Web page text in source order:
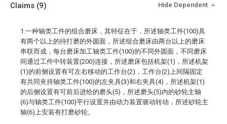
Claims (9) Hide Dependent
1.一种轴类工件的组合磨床，其特征在于，所述轴类工件(100)具
有两个以上的待打磨的外圆面，所述组合磨床由两台以上的磨床
串联而成，每台磨床加工轴类工件(100)的不同外圆面，不同磨床
间通过工件中转装置(200)连接，所述磨床包括机架(1)，所述机架
(1)的前侧设置有可左右移动的工作台(2)，工作台(2)上间隔固定
有共同夹持轴类工件(100)的左夹具(3)和右夹具(4)，所述机架(1)
的后侧设置有可前后进给的磨头(5)，所述磨头(5)内的砂轮主轴
(6)与轴类工件(100)平行设置并由动力装置驱动转动，所述砂轮主
轴(6)上安装有打磨砂轮。